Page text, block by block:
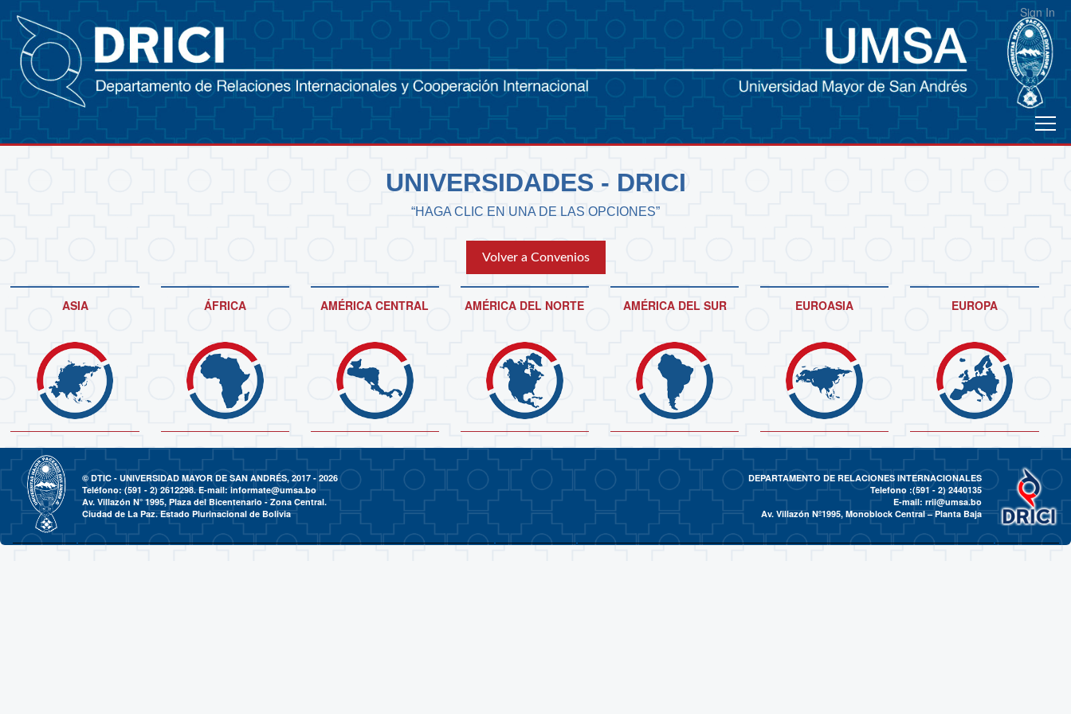
Sign In
UNIVERSIDADES - DRICI
“HAGA CLIC EN UNA DE LAS OPCIONES”
Volver a Convenios
ASIA ÁFRICA AMÉRICA CENTRAL AMÉRICA DEL NORTE AMÉRICA DEL SUR EUROASIA EUROPA
© DTIC - UNIVERSIDAD MAYOR DE SAN ANDRÉS, 2017 - 2026
Teléfono: (591 - 2) 2612298. E-mail:informate@umsa.bo
Av. Villazón N° 1995, Plaza del Bicentenario - Zona Central.
Ciudad de La Paz. Estado Plurinacional de Bolivia
DEPARTAMENTO DE RELACIONES INTERNACIONALES
Telefono :(591 - 2)2440135
E-mail: rrii@umsa.bo
Av. Villazón Nº1995, Monoblock Central – Planta Baja